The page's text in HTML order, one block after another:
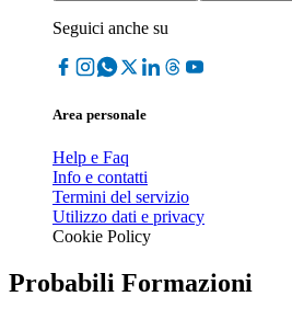
Seguici anche su
Area personale
Help e Faq
Info e contatti
Termini del servizio
Utilizzo dati e privacy
Cookie Policy
Probabili Formazioni